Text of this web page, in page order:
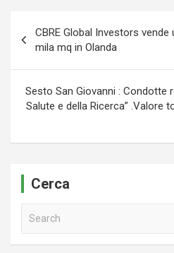
articoli
CBRE Global Investors
mila mq in Olanda
Sesto San Giovanni : Condotte
Salute e della Ricerca” .Valore
Cerca